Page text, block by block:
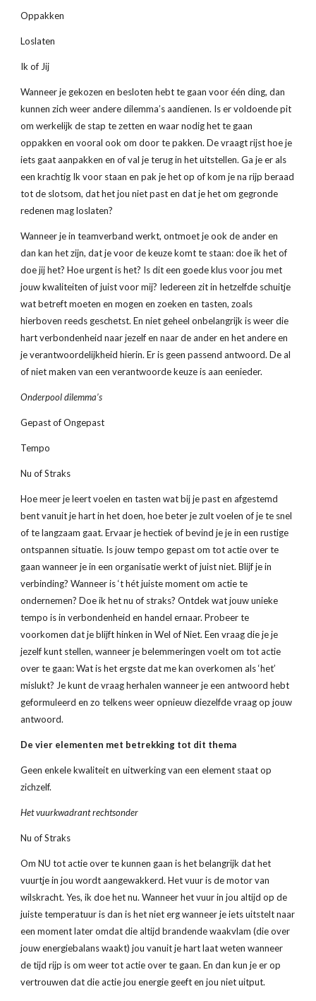
Oppakken
Loslaten
Ik of Jij
Wanneer je gekozen en besloten hebt te gaan voor één ding, dan
kunnen zich weer andere dilemma’s aandienen. Is er voldoende pit
om werkelijk de stap te zetten en waar nodig het te gaan
oppakken en vooral ook om door te pakken. De vraagt rijst hoe je
iets gaat aanpakken en of val je terug in het uitstellen. Ga je er als
een krachtig Ik voor staan en pak je het op of kom je na rijp beraad
tot de slotsom, dat het jou niet past en dat je het om gegronde
redenen mag loslaten?
Wanneer je in teamverband werkt, ontmoet je ook de ander en
dan kan het zijn, dat je voor de keuze komt te staan: doe ik het of
doe jij het? Hoe urgent is het? Is dit een goede klus voor jou met
jouw kwaliteiten of juist voor mij? Iedereen zit in hetzelfde schuitje
wat betreft moeten en mogen en zoeken en tasten, zoals
hierboven reeds geschetst. En niet geheel onbelangrijk is weer die
hart verbondenheid naar jezelf en naar de ander en het andere en
je verantwoordelijkheid hierin. Er is geen passend antwoord. De al
of niet maken van een verantwoorde keuze is aan eenieder.
Onderpool dilemma’s
Gepast of Ongepast
Tempo
Nu of Straks
Hoe meer je leert voelen en tasten wat bij je past en afgestemd
bent vanuit je hart in het doen, hoe beter je zult voelen of je te snel
of te langzaam gaat. Ervaar je hectiek of bevind je je in een rustige
ontspannen situatie. Is jouw tempo gepast om tot actie over te
gaan wanneer je in een organisatie werkt of juist niet. Blijf je in
verbinding? Wanneer is ‘t hét juiste moment om actie te
ondernemen? Doe ik het nu of straks? Ontdek wat jouw unieke
tempo is in verbondenheid en handel ernaar. Probeer te
voorkomen dat je blijft hinken in Wel of Niet. Een vraag die je je
jezelf kunt stellen, wanneer je belemmeringen voelt om tot actie
over te gaan: Wat is het ergste dat me kan overkomen als ‘het’
mislukt? Je kunt de vraag herhalen wanneer je een antwoord hebt
geformuleerd en zo telkens weer opnieuw diezelfde vraag op jouw
antwoord.
De vier elementen met betrekking tot dit thema
Geen enkele kwaliteit en uitwerking van een element staat op
zichzelf.
Het vuurkwadrant rechtsonder
Nu of Straks
Om NU tot actie over te kunnen gaan is het belangrijk dat het
vuurtje in jou wordt aangewakkerd. Het vuur is de motor van
wilskracht. Yes, ik doe het nu. Wanneer het vuur in jou altijd op de
juiste temperatuur is dan is het niet erg wanneer je iets uitstelt naar
een moment later omdat die altijd brandende waakvlam (die over
jouw energiebalans waakt) jou vanuit je hart laat weten wanneer
de tijd rijp is om weer tot actie over te gaan. En dan kun je er op
vertrouwen dat die actie jou energie geeft en jou niet uitput.